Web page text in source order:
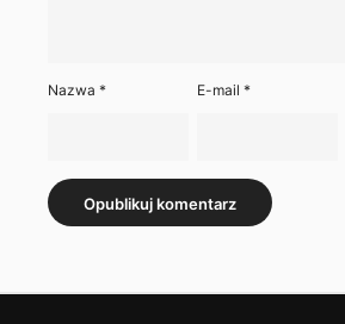
Nazwa * E-mail*